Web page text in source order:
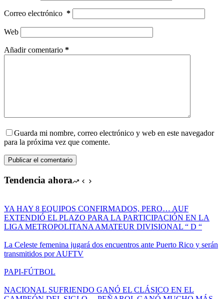
Correo electrónico *
Web
Añadir comentario *
Guarda mi nombre, correo electrónico y web en este navegador
para la próxima vez que comente.
Publicar el comentario
Tendencia ahora
YA HAY 8 EQUIPOS CONFIRMADOS, PERO… AUF
EXTENDIÓ EL PLAZO PARA LA PARTICIPACIÓN EN LA
LIGA METROPOLITANA AMATEUR DIVISIONAL “ D “
La Celeste femenina jugará dos encuentros ante Puerto Rico y serán
transmitidos por AUFTV
PAPI-FÚTBOL
NACIONAL SUFRIENDO GANÓ EL CLÁSICO EN EL